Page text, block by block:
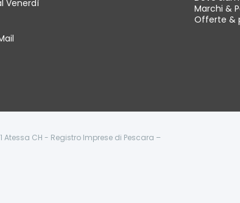
Venerdì
Marchi &
Offerte &
Atessa CH - Registro Imprese di Pescara –